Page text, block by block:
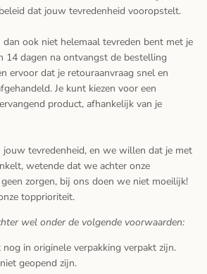
dat jouw tevredenheid vooropstelt.
ook niet helemaal tevreden bent met je
14 dagen na ontvangst de bestelling
ervoor dat je retouraanvraag snel en
Je kunt kiezen voor een
product, afhankelijk van je
tevredenheid, en we willen dat je met
wetende dat we achter onze
zorgen, bij ons doen we niet moeilijk!
topprioriteit.
wel onder de volgende voorwaarden:
in originele verpakking verpakt zijn.
geopend zijn.